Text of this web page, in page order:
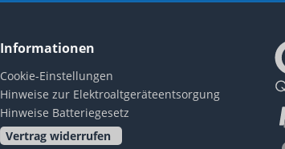
Informationen
Cookie-Einstellungen
Hinweise zur Elektroaltgeräteentsorgung
Hinweise Batteriegesetz
Vertrag widerrufen